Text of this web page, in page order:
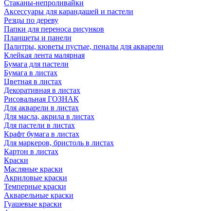
Стаканы-непроливайки
Аксессуары для карандашей и пастели
Резцы по дереву
Папки для переноса рисунков
Планшеты и панели
Палитры, кюветы пустые, пеналы для акварели
Клейкая лента малярная
Бумага для пастели
Бумага в листах
Цветная в листах
Декоративная в листах
Рисовальная ГОЗНАК
Для акварели в листах
Для масла, акрила в листах
Для пастели в листах
Крафт бумага в листах
Для маркеров, бристоль в листах
Картон в листах
Краски
Масляные краски
Акриловые краски
Темперные краски
Акварельные краски
Гуашевые краски